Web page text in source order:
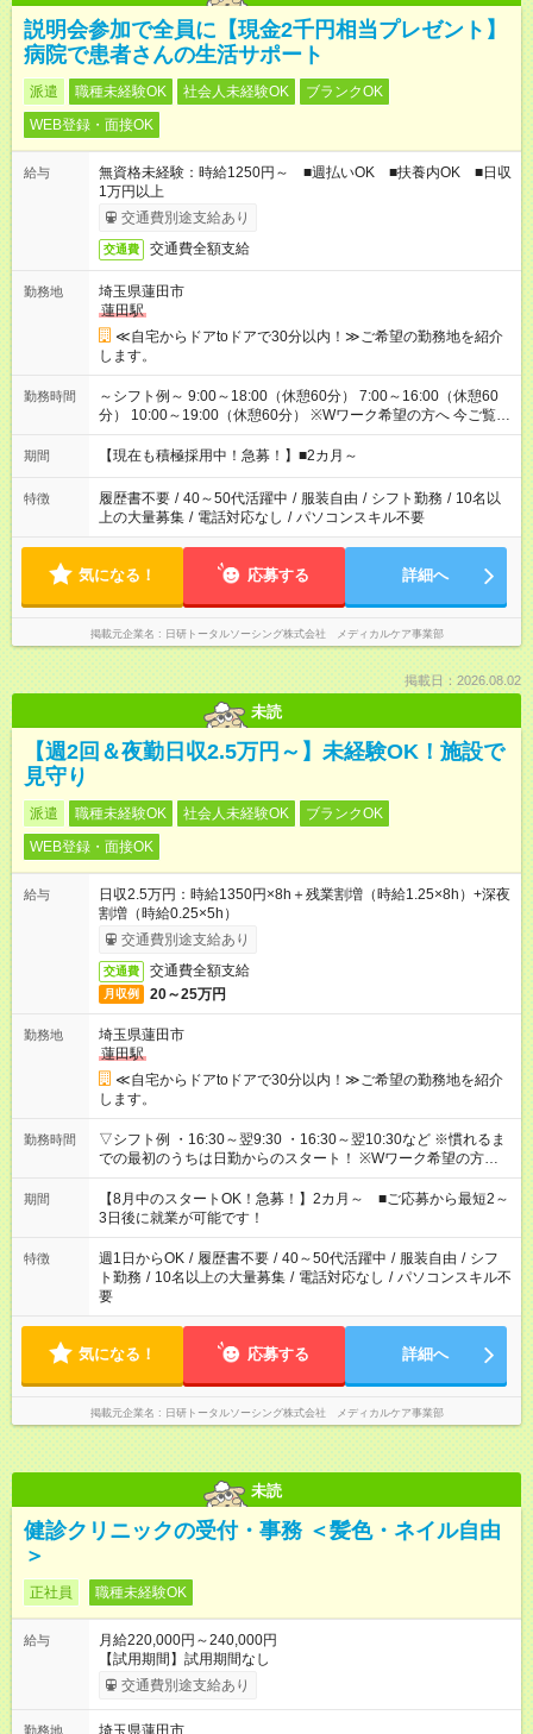
説明会参加で全員に【現金2千円相当プレゼント】
病院で患者さんの生活サポート
派遣 職種未経験OK 社会人未経験OK
ブランクOK
WEB登録・面接OK
給与
無資格未経験：時給1250円～ ■週払いOK ■扶養内OK ■日収
1万円以上
交通費別途支給あり
交通費 交通費全額支給
勤務地
埼玉県蓮田市
蓮田駅
≪自宅からドアtoドアで30分以内！≫ご希望の勤務地を紹介
します。
勤務時間
～シフト例～ 9:00～18:00（休憩60分） 7:00～16:00（休憩60
分） 10:00～19:00（休憩60分） ※Wワーク希望の方へ 今ご覧の
お仕事で希望する勤務時間と、もう1つのお仕事の勤務時間の合
計が 週40時間を超えなければOKです。
期間 【現在も積極採用中！急募！】■2カ月～
特徴 履歴書不要 / 40～50代活躍中 / 服装自由 / シフト勤務 / 10名以
上の大量募集 / 電話対応なし / パソコンスキル不要
気になる！ 応募する 詳細へ
掲載元企業名 日研トータルソーシング株式会社 メディカルケア事業部
掲載日：2026.08.02
未読
【週2回＆夜勤日収2.5万円～】未経験OK！施設で
見守り
派遣 職種未経験OK 社会人未経験OK
ブランクOK
WEB登録・面接OK
給与
日収2.5万円：時給1350円×8h＋残業割増（時給1.25×8h）+深夜
割増（時給0.25×5h）
交通費別途支給あり
交通費 交通費全額支給
月収例 20～25万円
勤務地
埼玉県蓮田市
蓮田駅
≪自宅からドアtoドアで30分以内！≫ご希望の勤務地を紹介
します。
勤務時間
▽シフト例 ・16:30～翌9:30 ・16:30～翌10:30など ※慣れるま
での最初のうちは日勤からのスタート！ ※Wワーク希望の方へ
今ご覧のお仕事で希望する勤務時間と、もう1つのお仕事の勤務
時間。 合計で週40時間を超える場合は応募できません。
期間
【8月中のスタートOK！急募！】2カ月～ ■ご応募から最短2～
3日後に就業が可能です！
特徴 週1日からOK / 履歴書不要 / 40～50代活躍中 / 服装自由 / シフ
ト勤務 / 10名以上の大量募集 / 電話対応なし / パソコンスキル不
要
気になる！ 応募する 詳細へ
掲載元企業名 日研トータルソーシング株式会社 メディカルケア事業部
未読
健診クリニックの受付・事務 ＜髪色・ネイル自由
＞
正社員 職種未経験OK
給与
月給220,000円～240,000円
【試用期間】試用期間なし
交通費別途支給あり
勤務地 埼玉県蓮田市